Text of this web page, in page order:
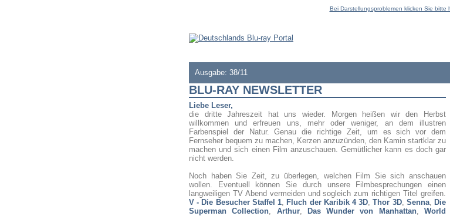
Bei Darstellungsproblemen klicken Sie bitte
Ausgabe: 38/11
BLU-RAY NEWSLETTER
Liebe Leser,
die dritte Jahreszeit hat uns wieder. Morgen heißen wir den Herbst
willkommen und erfreuen uns, mehr oder weniger, an dem illustren
Farbenspiel der Natur. Genau die richtige Zeit, um es sich vor dem
Fernseher bequem zu machen, Kerzen anzuzünden, den Kamin startklar zu
machen und sich einen Film anzuschauen. Gemütlicher kann es doch gar
nicht werden.
Noch haben Sie Zeit, zu überlegen, welchen Film Sie sich anschauen
wollen. Eventuell können Sie durch unsere Filmbesprechungen einen
langweiligen TV Abend vermeiden und sogleich zum richtigen Titel greifen.
V - Die Besucher Staffel 1, Fluch der Karibik 4 3D,Thor 3D, Senna, Die
Superman Collection, Arthur, Das Wunder von Manhattan,World